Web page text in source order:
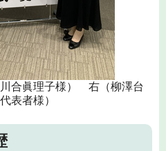
合眞理子様） 右（柳澤台
表者様）